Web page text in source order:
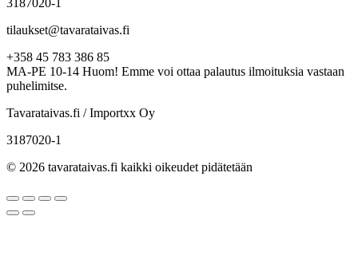
3187020-1
tilaukset@tavarataivas.fi
+358 45 783 386 85
MA-PE 10-14 Huom! Emme voi ottaa palautus ilmoituksia vastaan
puhelimitse.
Tavarataivas.fi / Importxx Oy
3187020-1
© 2026 tavarataivas.fi kaikki oikeudet pidätetään